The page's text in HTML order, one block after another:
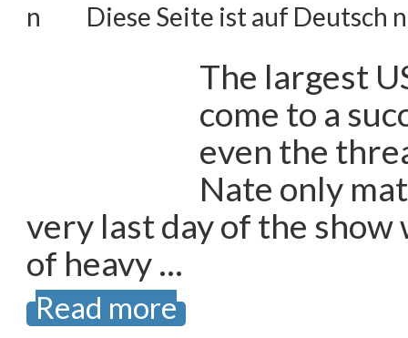
Diese Seite ist auf Deutsch
The largest
come to a
even the
Nate only
very last day of the
of heavy …
Read more